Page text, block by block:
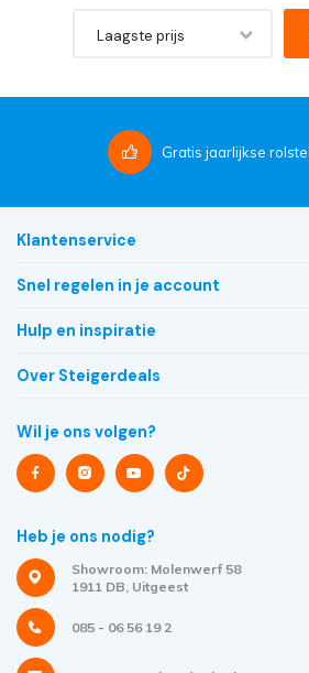
Laagste prijs
Gratis jaarlijkse
Klantenservice
Snel regelen in je account
Hulp en inspiratie
Over Steigerdeals
Wil je ons volgen?
Heb je ons nodig?
Showroom: Molenwerf 58
1911 DB, Uitgeest
085 - 06 56 19 2